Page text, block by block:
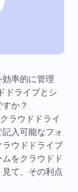
率的に管理
ドライブとシ
か？
ラウドドライ
入可能なフォ
ウドドライブ
をクラウドド
て、その利点